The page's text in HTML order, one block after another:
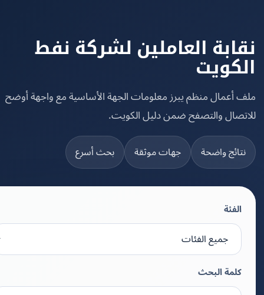
العاملين لشركة نفط
منظم يبرز معلومات الجهة الأساسية مع واجهة أوضح
والتصفح ضمن دليل الكويت.
واضحة جهات موثقة بحث أسرع
كلمة البحث